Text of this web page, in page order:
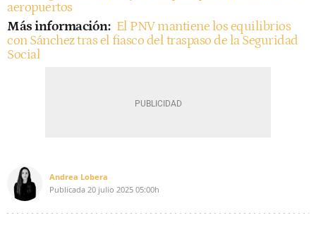
aeropuertos
Más información: El PNV mantiene los equilibrios
con Sánchez tras el fiasco del traspaso de la Seguridad
Social
Andrea Lobera
Publicada 20 julio 2025 05:00h